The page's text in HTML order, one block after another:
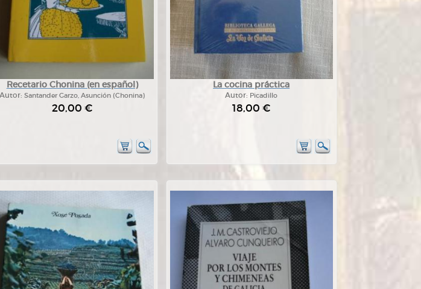
Recetario Chonina (en español)
Autor:Santander Garzo, Asunción (Chonina)
20,00 €
La cocina práctica
Autor: Picadillo
18,00 €